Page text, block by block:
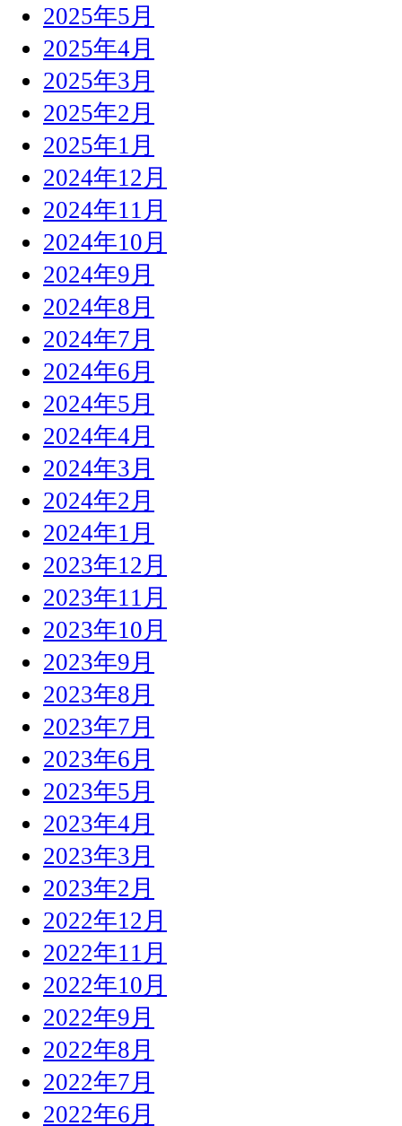
2025年5月
2025年4月
2025年3月
2025年2月
2025年1月
2024年12月
2024年11月
2024年10月
2024年9月
2024年8月
2024年7月
2024年6月
2024年5月
2024年4月
2024年3月
2024年2月
2024年1月
2023年12月
2023年11月
2023年10月
2023年9月
2023年8月
2023年7月
2023年6月
2023年5月
2023年4月
2023年3月
2023年2月
2022年12月
2022年11月
2022年10月
2022年9月
2022年8月
2022年7月
2022年6月